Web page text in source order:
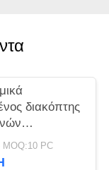
διακόπτης
σε
FPC των
MOQ:10 PC